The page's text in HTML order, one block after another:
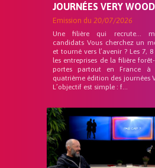
JOURNÉES VERY
Emission du 20/07/2026
Une filière qui recrute…
candidats Vous cherchez un
et tourné vers l’avenir ? Les 7,
les entreprises de la filière
portes partout en France à
quatrième édition des journées
L’objectif est simple : f...